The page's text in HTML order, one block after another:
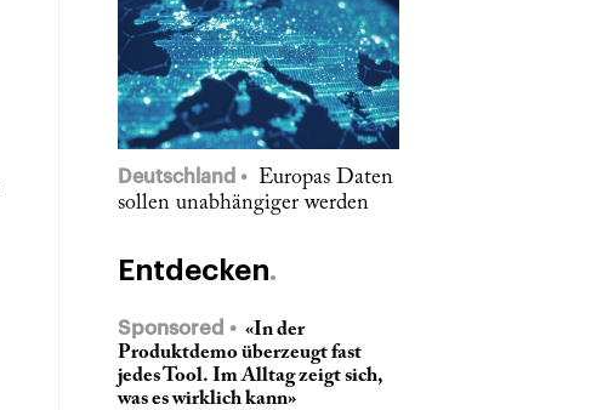
Deutschland
Europas Daten
sollen unabhängiger werden
Entdecken
Sponsored
«In der
Produktdemo überzeugt fast
jedes Tool. Im Alltag zeigt sich,
was es wirklich kann»